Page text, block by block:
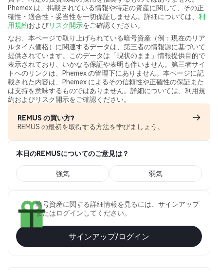
Phemex は、掲載されている情報や特定の資産に関して、その正
確性・適合性・妥当性を一切保証しません。詳細については、 利
用規約およびリスク開示をご確認ください。
なお、本ページで取り上げられている暗号資産（例：現在のリア
ルタイム価格）に関連するデータは、第三者の情報源に基づいて
提供されています。このデータは「現状のまま」情報提供目的で
表示されており、いかなる保証や表明も伴いません。第三者サイ
トへのリンクは、Phemex の管理下にありません。本ページに記
載された内容は、Phemex によるその信頼性や正確性の保証また
は支持を意味するものではありません。詳細については、利用規
約およびリスク開示をご確認ください。
REMUS の買い方?
REMUS の最初を取得する方法を学びましょう。
本日のREMUSについてのご意見は？
強気 弱気
暗号資産に関する詳細情報を見るには、サインアップ
またはログインしてください。
サインアップ/ログイン